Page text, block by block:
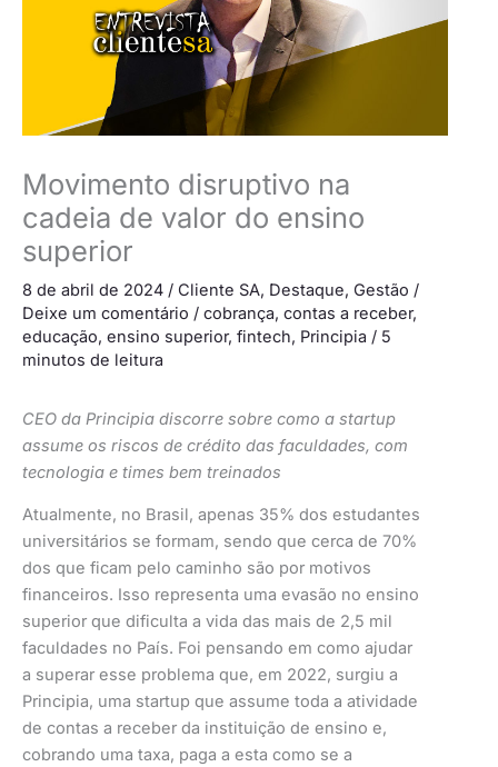
Movimento disruptivo na
cadeia de valor do ensino
superior
8 de abril de 2024 / Cliente SA, Destaque, Gestão /
Deixe um comentário / cobrança, contas a receber,
educação, ensino superior, fintech, Principia / 5
minutos de leitura
CEO da Principia discorre sobre como a startup
assume os riscos de crédito das faculdades, com
tecnologia e times bem treinados
Atualmente, no Brasil, apenas 35% dos estudantes
universitários se formam, sendo que cerca de 70%
dos que ficam pelo caminho são por motivos
financeiros. Isso representa uma evasão no ensino
superior que dificulta a vida das mais de 2,5 mil
faculdades no País. Foi pensando em como ajudar
a superar esse problema que, em 2022, surgiu a
Principia, uma startup que assume toda a atividade
de contas a receber da instituição de ensino e,
cobrando uma taxa, paga a esta como se a